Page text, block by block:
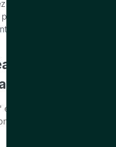
des contextes spécifiques
vous aider à
d'origine arabe et est
de deux parties :